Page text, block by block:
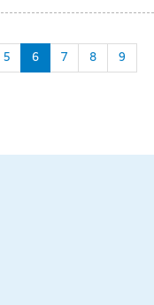
5 6 7 8 9